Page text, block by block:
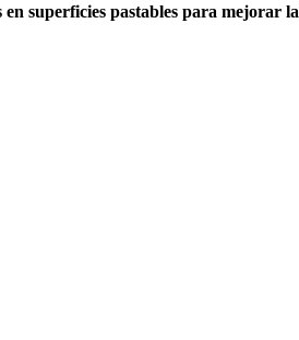
superficies pastables para mejorar